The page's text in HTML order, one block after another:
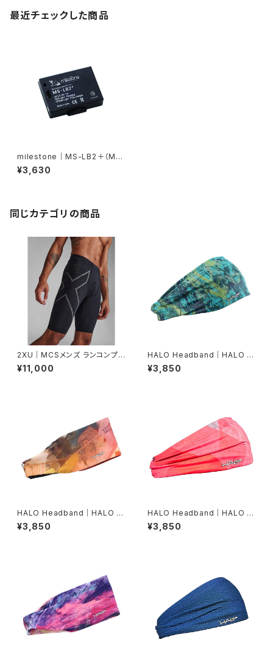
最近チェックした商品
milestone｜MS-LB2＋（MS-
H1、MS-H2、MS-K1専用のス
ペアバッテリー）
¥3,630
同じカテゴリの商品
2XU｜MCSメンズ ランコンプシ
ョーツ MA5331B BLK/BRF
¥11,000
HALO Headband｜HALO バ
ンディット JP（Movas）
¥3,850
HALO Headband｜HALO バ
ンディット JP（Air modern oi
l）
¥3,850
HALO Headband｜HALO バ
ンディット JP（Vinst）
¥3,850